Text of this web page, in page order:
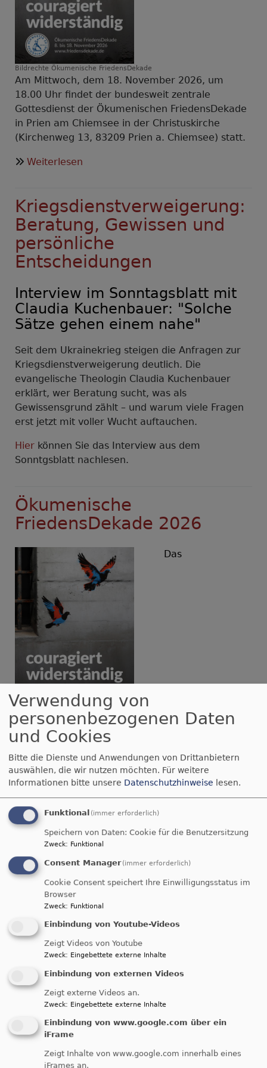
Bildrechte Ökumenische FriedensDekade
Am Mittwoch, dem 18. November 2026, um
18.00 Uhr findet der bundesweit zentrale
Gottesdienst der Ökumenischen FriedensDekade
in Prien am Chiemsee in der Christuskirche
(Kirchenweg 13, 83209 Prien a. Chiemsee) statt.
Weiterlesen
der
Ökumenischen
FriedensDekade
2026
in
am
Chiemsee
Kriegsdienstverweigerung:
Beratung, Gewissen und
persönliche
Entscheidungen
Interview im Sonntagsblatt mit
Claudia Kuchenbauer: "Solche
Sätze gehen einem nahe"
Seit dem Ukrainekrieg steigen die Anfragen zur
Kriegsdienstverweigerung deutlich. Die
evangelische Theologin Claudia Kuchenbauer
erklärt, wer Beratung sucht, was als
Gewissensgrund zählt – und warum viele Fragen
erst jetzt mit voller Wucht auftauchen.
Hier können Sie das Interview aus dem
Sonntgsblatt nachlesen.
Ökumenische
FriedensDekade 2026
Bildrechte Ökumenische FriedensDekade
Das
Jahresmotto„couragiert widerständig“
vonOlaf Warburgein starkes Zeichen für
Freiheit: Zwei Friedenstauben durchbrechen
Gitterstäbe als Symbol für den Ausbruch aus der
Logik von Angst und Gewalt
seinemLeitimpulsordnet Vorstand
Gildemeister das Motto als notwendigen
Widerstand gegen wachsende Militarisierung und
Aufrüstung ein.DerTextfordert dazu auf, das
eigene Gewissen zu schärfen, aktiv für
Menschenrechte einzutreten und gewaltfreie
Alternativen zur „Kriegstüchtigkeit“ zu
. Damit schlägt die FriedensDekade 2026
eine Brücke zu mutigen Widerstandsbewegungen
weltweit.
"Die Welt in Unordnung -
Gerechter Friede im Blick"
Evangelischen
Verwendung von
personenbezogenen Daten
und Cookies
Bitte die Dienste und Anwendungen von Drittanbietern
auswählen, die wir nutzen möchten. Für weitere
Informationen bitte unsere Datenschutzhinweise lesen.
Funktional (immer erforderlich)
Speichern von Daten: Cookie für die Benutzersitzung
Zweck: Funktional
Consent Manager (immer erforderlich)
Cookie Consent speichert Ihre Einwilligungsstatus im
Browser
Zweck: Funktional
Einbindung von Youtube-Videos
Zeigt Videos von Youtube
Zweck: Eingebettete externe Inhalte
Einbindung von externen Videos
Zeigt externe Videos an.
Zweck: Eingebettete externe Inhalte
Einbindung von www.google.com über ein
iFrame
Zeigt Inhalte von www.google.com innerhalb eines
iFrames an.